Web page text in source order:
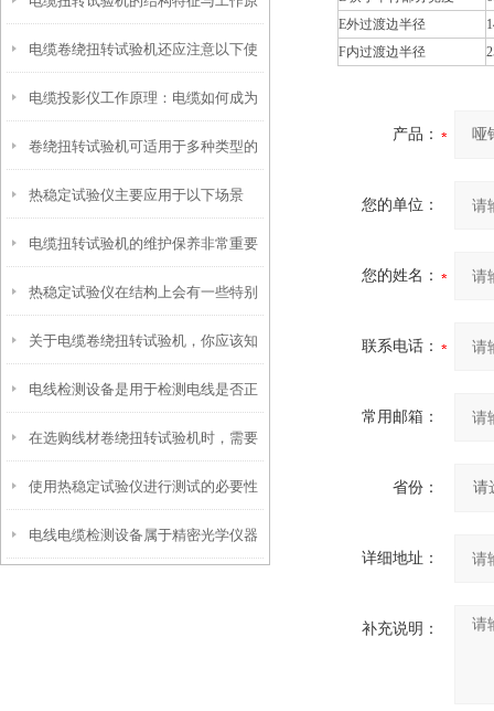
理
电缆卷绕扭转试验机还应注意以下使
用细节
电缆投影仪工作原理：电缆如何成为
投影载体？
卷绕扭转试验机可适用于多种类型的
材料
热稳定试验仪主要应用于以下场景
电缆扭转试验机的维护保养非常重要
热稳定试验仪在结构上会有一些特别
之处
关于电缆卷绕扭转试验机，你应该知
道的事
电线检测设备是用于检测电线是否正
常运行的装置
在选购线材卷绕扭转试验机时，需要
考虑以下几个因素
使用热稳定试验仪进行测试的必要性
电线电缆检测设备属于精密光学仪器
E外过渡边半径
F内过渡边半径
产品：
您的单位：
您的姓名：
联系电话：
常用邮箱：
省份：
详细地址：
补充说明：